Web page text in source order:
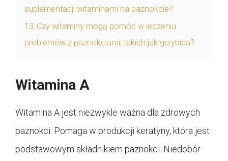
suplementacji witaminami na paznokcie?
13 Czy witaminy mogą pomóc w leczeniu
problemów z paznokciami, takich jak grzybica?
Witamina A
Witamina A jest niezwykle ważna dla zdrowych
paznokci. Pomaga w produkcji keratyny, która jest
podstawowym składnikiem paznokci. Niedobór